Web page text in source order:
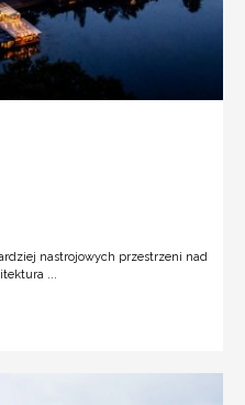
nastrojowych przestrzeni nad
...